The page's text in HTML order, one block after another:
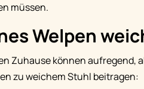
müssen.
Welpen
Zuhause können aufregend,
zu weichem Stuhl beitragen: